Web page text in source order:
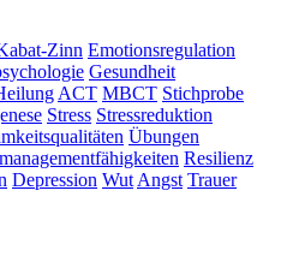
Zinn Emotionsregulation
Gesundheit
ACT MBCT Stichprobe
Stress Stressreduktion
Übungen
Resilienz
Depression Wut Angst Trauer